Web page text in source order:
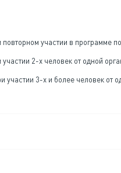
повторном участии в
участии 2-х человек от одной
участии 3-х и более человек от